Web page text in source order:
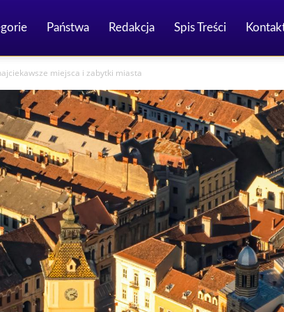
Państwa Redakcja Spis Treści
miejsca i zabytki miasta